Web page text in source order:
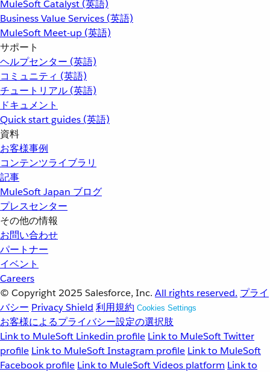
MuleSoft Catalyst (英語)
Business Value Services (英語)
MuleSoft Meet-up (英語)
サポート
ヘルプセンター (英語)
コミュニティ (英語)
チュートリアル (英語)
ドキュメント
Quick start guides (英語)
資料
お客様事例
コンテンツライブラリ
記事
MuleSoft Japan ブログ
プレスセンター
その他の情報
お問い合わせ
パートナー
イベント
Careers
© Copyright 2025 Salesforce, Inc. All rights reserved. プライ
バシー Privacy Shield 利用規約 Cookies Settings
お客様によるプライバシー設定の選択肢
Link to MuleSoft Linkedin profile Link to MuleSoft Twitter
profile Link to MuleSoft Instagram profile Link to MuleSoft
Facebook profile Link to MuleSoft Videos platform Link to